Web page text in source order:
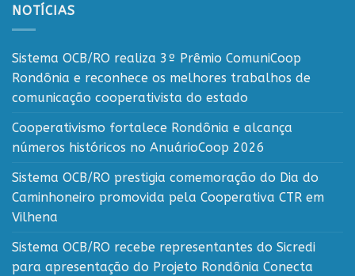
NOTÍCIAS
Sistema OCB/RO realiza 3º Prêmio ComuniCoop
Rondônia e reconhece os melhores trabalhos de
comunicação cooperativista do estado
Cooperativismo fortalece Rondônia e alcança
números históricos no AnuárioCoop 2026
Sistema OCB/RO prestigia comemoração do Dia do
Caminhoneiro promovida pela Cooperativa CTR em
Vilhena
Sistema OCB/RO recebe representantes do Sicredi
para apresentação do Projeto Rondônia Conecta